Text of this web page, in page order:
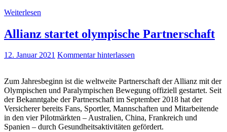
Weiterlesen
Allianz startet olympische Partnerschaft
12. Januar 2021 Kommentar hinterlassen
Zum Jahresbeginn ist die weltweite Partnerschaft der Allianz mit der
Olympischen und Paralympischen Bewegung offiziell gestartet. Seit
der Bekanntgabe der Partnerschaft im September 2018 hat der
Versicherer bereits Fans, Sportler, Mannschaften und Mitarbeitende
in den vier Pilotmärkten – Australien, China, Frankreich und
Spanien – durch Gesundheitsaktivitäten gefördert.